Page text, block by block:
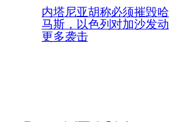
内塔尼亚胡称必须摧毁哈
马斯，以色列对加沙发动
更多袭击